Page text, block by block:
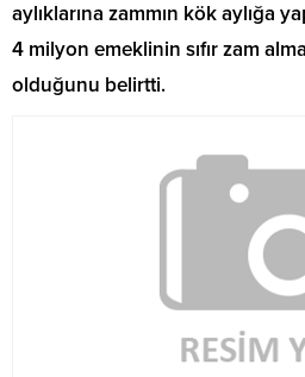
aylıklarına zammın kök aylığa
4 milyon emeklinin sıfır zam
olduğunu belirtti.